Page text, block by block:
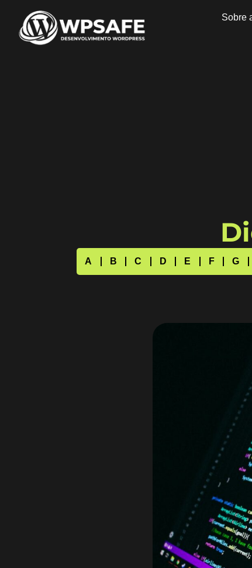
Sobre
A B C D E F G